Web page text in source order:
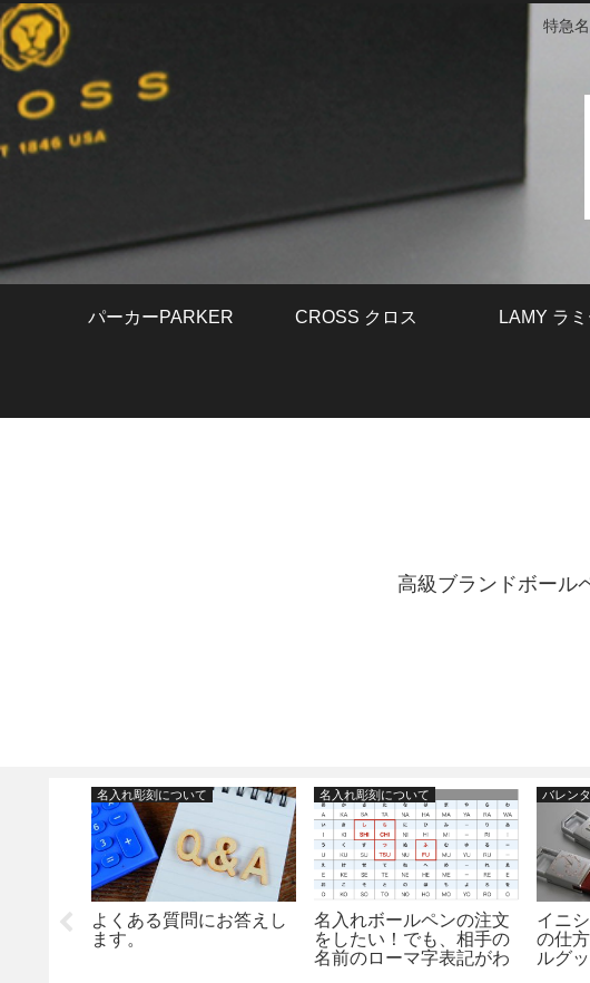
特急
パーカーPARKER CROSS クロス LAMY ラ
高級ブランドボール
名入れ彫刻について
よくある質問にお答えし
ます。
名入れ彫刻について
名入れボールペンの注文
をしたい！でも、相手の
名前のローマ字表記がわ
バレン
イニ
の仕
ルグ